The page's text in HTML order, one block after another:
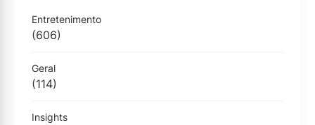
Entretenimento
(606)
Geral
(114)
Insights